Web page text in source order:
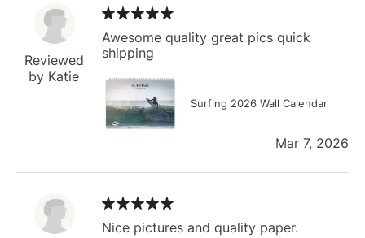
Reviewed
by Katie
Awesome quality great pics quick
shipping
Surfing 2026 Wall Calendar
Mar 7, 2026
Nice pictures and quality paper.